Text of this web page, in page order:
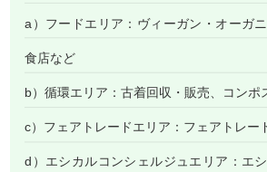
a）フードエリア：ヴィーガン・オーガ
食店など
b）循環エリア：古着回収・販売、コンポ
c）フェアトレードエリア：フェアトレー
d）エシカルコンシェルジュエリア：エ